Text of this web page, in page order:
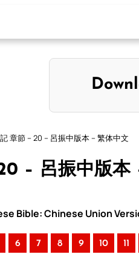
章節 – 20 – 呂振中版本 – 繁体中文
– 呂振中版本
Bible: Chinese Union
6 7 8 9 10 11